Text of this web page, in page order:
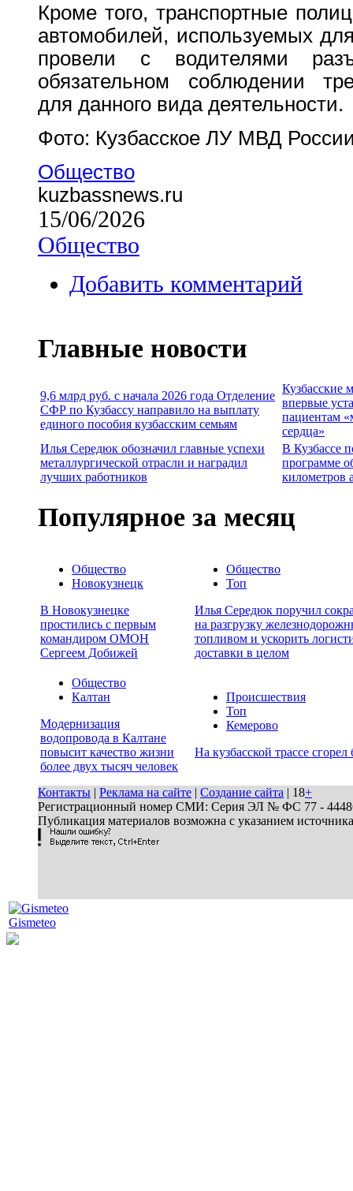
Кроме того, транспортные
автомобилей, используемых
провели с водителями
обязательном соблюдении
для данного вида деятельности.
Фото: Кузбасское ЛУ МВД
Общество
kuzbassnews.ru
15/06/2026
Общество
Добавить комментарий
Главные новости
9,6 млрд руб. с начала 2026 года Отделение
СФР по Кузбассу направило на выплату
единого пособия кузбасским семьям
Кузбасские
впервые
пациентам
сердца»
Илья Середюк обозначил главные успехи
металлургической отрасли и наградил
лучших работников
В Кузбассе
программе
километров
Популярное за месяц
Общество
Новокузнецк
В Новокузнецке
простились с первым
командиром ОМОН
Сергеем Добижей
Общество
Топ
Илья Середюк поручил
на разгрузку
топливом и ускорить
доставки в целом
Общество
Калтан
Модернизация
водопровода в Калтане
повысит качество жизни
более двух тысяч человек
Происшествия
Топ
Кемерово
На кузбасской трассе сгорел
Контакты | Реклама на сайте | Создание сайта | 18+
Регистрационный номер СМИ: Серия ЭЛ № ФС 77 - 44486
Публикация материалов возможна с указанием
Gismeteo